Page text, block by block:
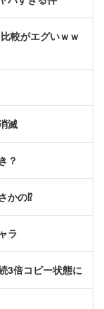
較がエグいｗｗ
滅
？
かの⁉️
ラ
3倍コピー状態に